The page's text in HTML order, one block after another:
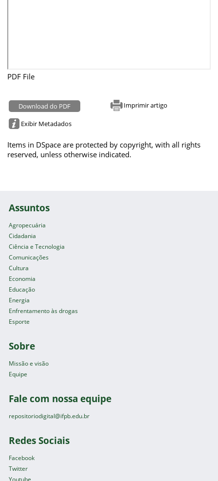
PDF File
Download do PDF Imprimir artigo
Exibir Metadados
Items in DSpace are protected by copyright, with all rights
reserved, unless otherwise indicated.
Assuntos
Agropecuária
Cidadania
Ciência e Tecnologia
Comunicações
Cultura
Economia
Educação
Energia
Enfrentamento às drogas
Esporte
Sobre
Missão e visão
Equipe
Fale com nossa equipe
repositoriodigital@ifpb.edu.br
Redes Sociais
Facebook
Twitter
Youtube